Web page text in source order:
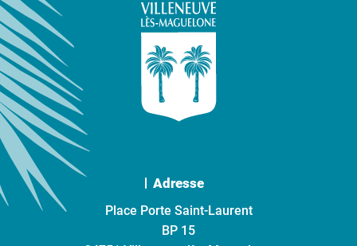
Adresse
Place Porte Saint-Laurent
BP 15